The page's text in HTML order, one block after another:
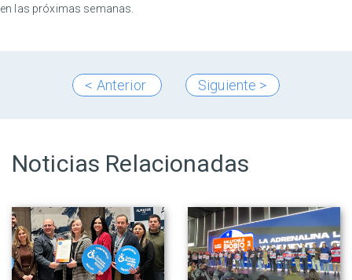
en las próximas semanas.
< Anterior Siguiente >
Noticias Relacionadas